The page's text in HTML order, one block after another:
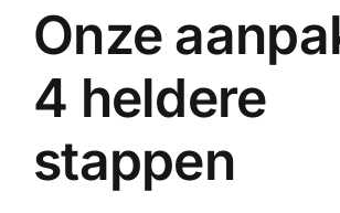
Onze
4 heldere
stappen